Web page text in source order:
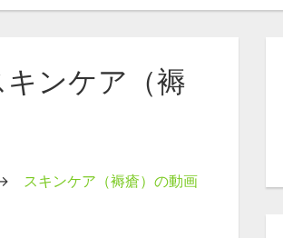
ンケア（褥
→ スキンケア（褥瘡）の動画